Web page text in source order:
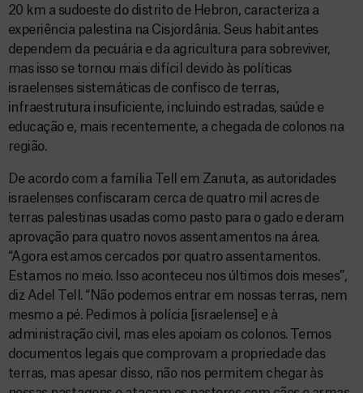
20 km a sudoeste do distrito de Hebron, caracteriza a
experiência palestina na Cisjordânia. Seus habitantes
dependem da pecuária e da agricultura para sobreviver,
mas isso se tornou mais difícil devido às políticas
israelenses sistemáticas de confisco de terras,
infraestrutura insuficiente, incluindo estradas, saúde e
educação e, mais recentemente, a chegada de colonos na
região.
De acordo com a família Tell em Zanuta, as autoridades
israelenses confiscaram cerca de quatro mil acres de
terras palestinas usadas como pasto para o gado e deram
aprovação para quatro novos assentamentos na área.
“Agora estamos cercados por quatro assentamentos.
Estamos no meio. Isso aconteceu nos últimos dois meses”,
diz Adel Tell. “Não podemos entrar em nossas terras, nem
mesmo a pé. Pedimos à polícia [israelense] e à
administração civil, mas eles apoiam os colonos. Temos
documentos legais que comprovam a propriedade das
terras, mas apesar disso, não nos permitem chegar às